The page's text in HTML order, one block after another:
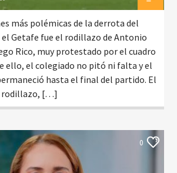
más polémicas de la derrota del
el Getafe fue el rodillazo de Antonio
Rico, muy protestado por el cuadro
ello, el colegiado no pitó ni falta y el
hasta el final del partido. El
rodillazo, […]
0